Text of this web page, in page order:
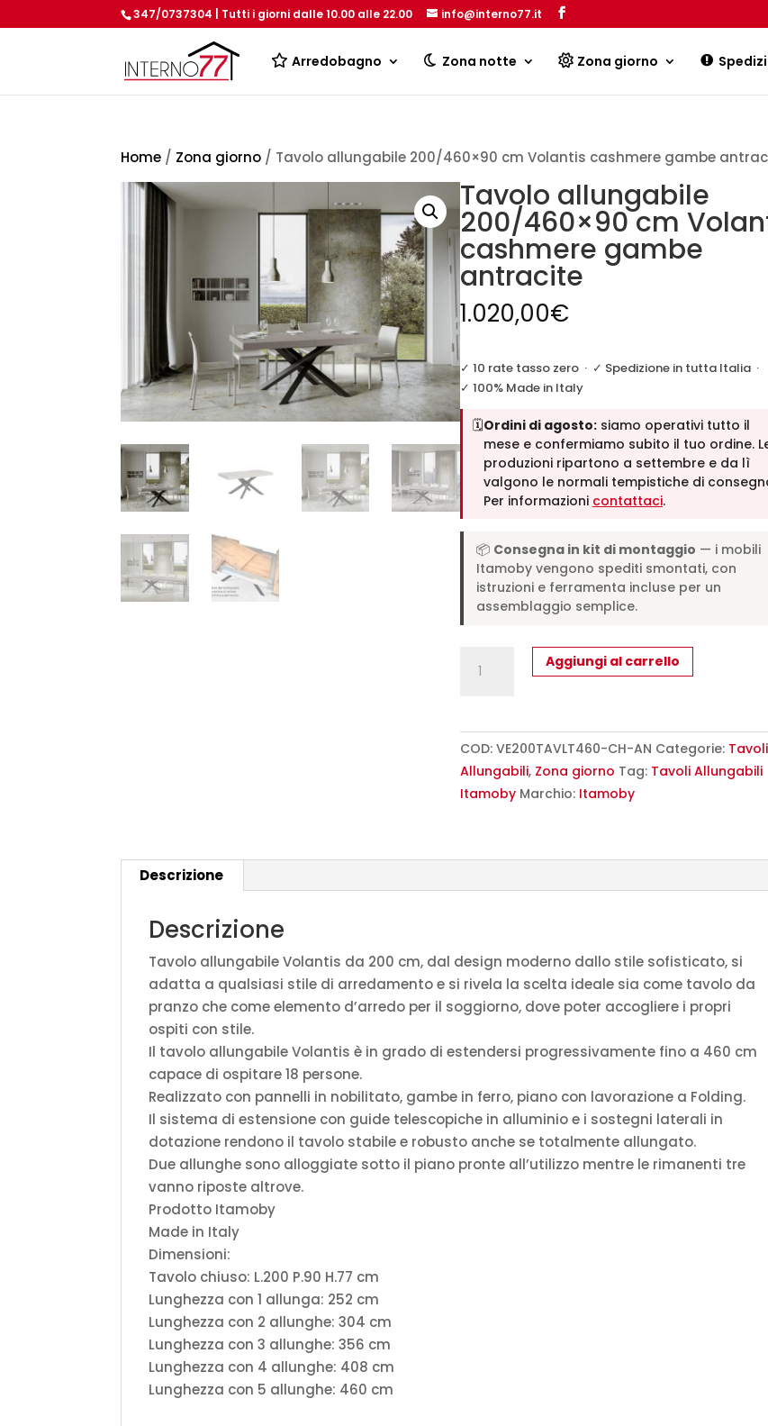
347/0737304 | Tutti i giorni dalle 10.00 alle 22.00 info@interno77.it
Arredobagno Zona notte Zona giorno
Products
Home / Zona giorno / Tavolo allungabile 200/460×90 cm Volantis cashmere gambe
Tavolo allungabile
200/460×90 cm
cashmere gambe
antracite
1.020,00€
✓ 10 rate tasso zero· ✓ Spedizione in tutta Italia·
✓ 100% Made in Italy
🗓️Ordini di agosto:siamo operativi tutto il
mese e confermiamo subito il tuo ordine.
produzioni ripartono a settembre e da lì
valgono le normali tempistiche di
Per informazioni contattaci.
📦 Consegna in kit di montaggio — i mobili
Itamoby vengono spediti smontati, con
istruzioni e ferramenta incluse per un
assemblaggio semplice.
allungabile
Volantis
cashmere
gambe
Aggiungi al carrello
COD: VE200TAVLT460-CH-AN Categorie: Tavoli
Allungabili, Zona giorno Tag: Tavoli Allungabili
Itamoby Marchio: Itamoby
Descrizione
Descrizione
Tavolo allungabile Volantis da 200 cm, dal design moderno dallo stile sofisticato, si
adatta a qualsiasi stile di arredamento e si rivela la scelta ideale sia come tavolo da
pranzo che come elemento d’arredo per il soggiorno, dove poter accogliere i propri
ospiti con stile.
Il tavolo allungabile Volantis è in grado di estendersi progressivamente fino a 460 cm
capace di ospitare 18 persone.
Realizzato con pannelli in nobilitato, gambe in ferro, piano con lavorazione a Folding.
Il sistema di estensione con guide telescopiche in alluminio e i sostegni laterali in
dotazione rendono il tavolo stabile e robusto anche se totalmente allungato.
Due allunghe sono alloggiate sotto il piano pronte all’utilizzo mentre le rimanenti tre
vanno riposte altrove.
Prodotto Itamoby
Made in Italy
Dimensioni:
Tavolo chiuso: L.200 P.90 H.77 cm
Lunghezza con 1 allunga: 252 cm
Lunghezza con 2 allunghe: 304 cm
Lunghezza con 3 allunghe: 356 cm
Lunghezza con 4 allunghe: 408 cm
Lunghezza con 5 allunghe: 460 cm